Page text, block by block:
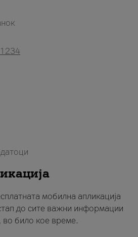
мобилна апликација
до сите важни информации
во било кое време.